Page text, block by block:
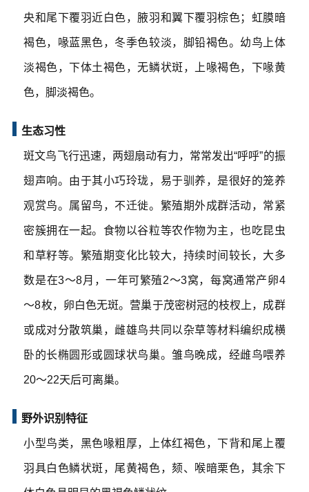
央和尾下覆羽近白色，腋羽和翼下覆羽棕色；虹膜暗
褐色，喙蓝黑色，冬季色较淡，脚铅褐色。幼鸟上体
淡褐色，下体土褐色，无鳞状斑，上喙褐色，下喙黄
色，脚淡褐色。
生态习性
斑文鸟飞行迅速，两翅扇动有力，常常发出“呼呼”的振
翅声响。由于其小巧玲珑，易于驯养，是很好的笼养
观赏鸟。属留鸟，不迁徙。繁殖期外成群活动，常紧
密簇拥在一起。食物以谷粒等农作物为主，也吃昆虫
和草籽等。繁殖期变化比较大，持续时间较长，大多
数是在3～8月，一年可繁殖2～3窝，每窝通常产卵4
～8枚，卵白色无斑。营巢于茂密树冠的枝杈上，成群
或成对分散筑巢，雌雄鸟共同以杂草等材料编织成横
卧的长椭圆形或圆球状鸟巢。雏鸟晚成，经雌鸟喂养
20～22天后可离巢。
野外识别特征
小型鸟类，黑色喙粗厚，上体红褐色，下背和尾上覆
羽具白色鳞状斑，尾黄褐色，颏、喉暗栗色，其余下